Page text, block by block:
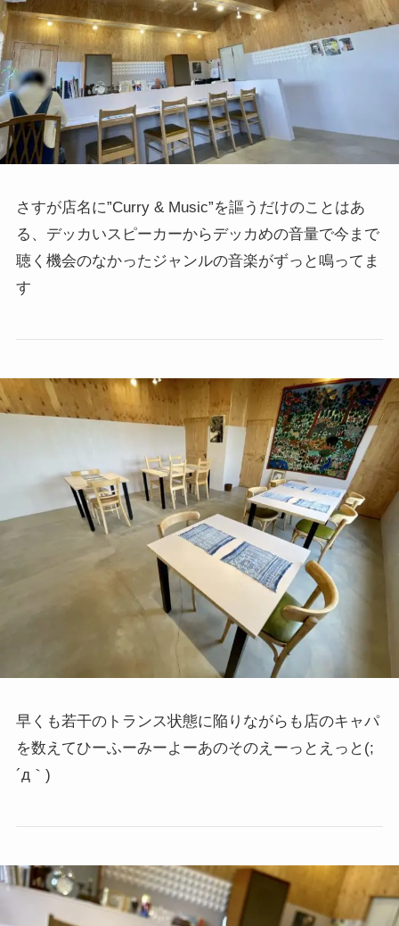
さすが店名に”Curry & Music”を謳うだけのことはあ
る、デッカいスピーカーからデッカめの音量で今まで
聴く機会のなかったジャンルの音楽がずっと鳴ってま
す
早くも若干のトランス状態に陥りながらも店のキャパ
を数えてひーふーみーよーあのそのえーっとえっと(;
´д｀)